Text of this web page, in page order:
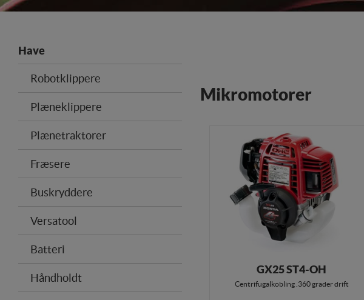
Have
Robotklippere
Plæneklippere
Plænetraktorer
Fræsere
Buskryddere
Versatool
Batteri
Håndholdt
Mikromotorer
GX25 ST4-OH
Centrifugalkobling .360 grader drift